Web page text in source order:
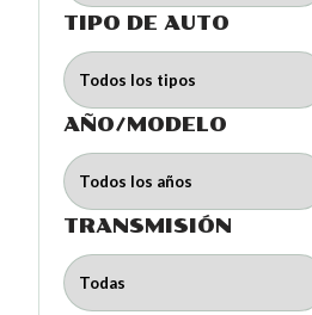
TIPO DE AUTO
AÑO/MODELO
TRANSMISIÓN